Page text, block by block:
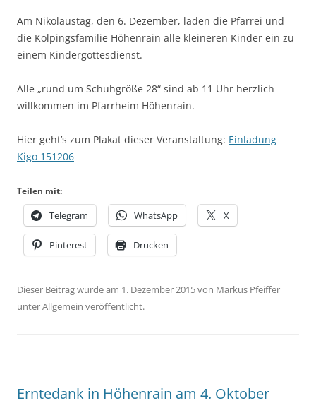
Am Nikolaustag, den 6. Dezember, laden die Pfarrei und
die Kolpingsfamilie Höhenrain alle kleineren Kinder ein zu
einem Kindergottesdienst.
Alle „rund um Schuhgröße 28“ sind ab 11 Uhr herzlich
willkommen im Pfarrheim Höhenrain.
Hier geht’s zum Plakat dieser Veranstaltung: Einladung
Kigo 151206
Teilen mit:
Telegram WhatsApp X
Pinterest Drucken
Dieser Beitrag wurde am 1. Dezember 2015von Markus Pfeiffer
unterAllgemein veröffentlicht.
Erntedank in Höhenrain am 4. Oktober